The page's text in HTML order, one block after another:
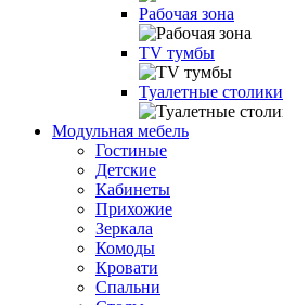
Рабочая зона
TV тумбы
Туалетные столики
Модульная мебель
Гостиные
Детские
Кабинеты
Прихожие
Зеркала
Комоды
Кровати
Спальни